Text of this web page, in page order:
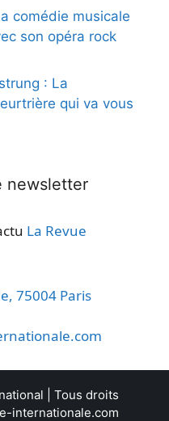
comédie musicale
son opéra rock
: La
qui va vous
newsletter
La Revue
75004 Paris
| Tous droits
internationale.com